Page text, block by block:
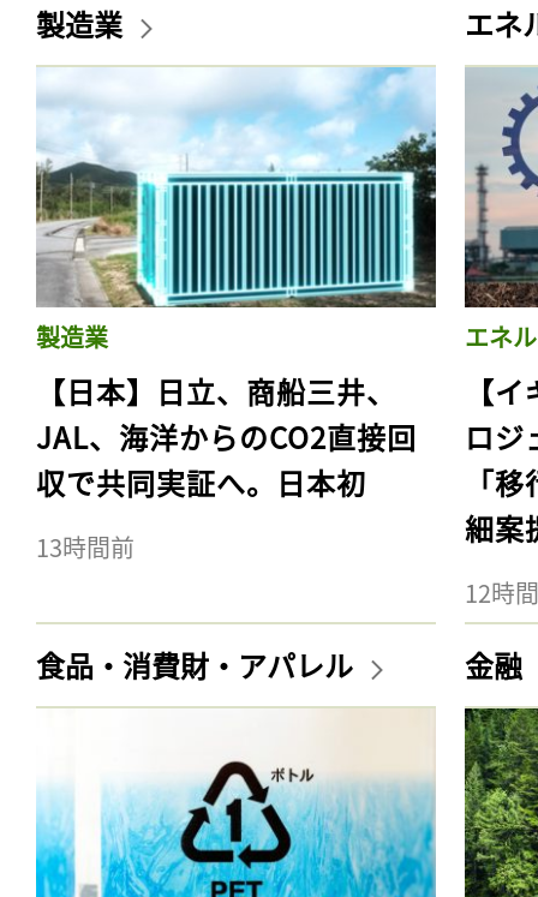
製造業
製造業
【日本】日立、商船三井、
JAL、海洋からのCO2直接回
収で共同実証へ。日本初
13時間前
エネ
エネ
【
ロジ
「
細案
12時
食品・消費財・アパレル 金融